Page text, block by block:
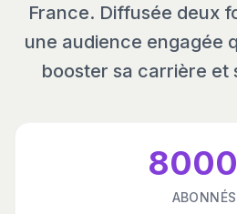
France. Diffusée deux
une audience engagée
booster sa carrière et
ABONNÉS